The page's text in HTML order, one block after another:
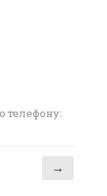
телефону:
→